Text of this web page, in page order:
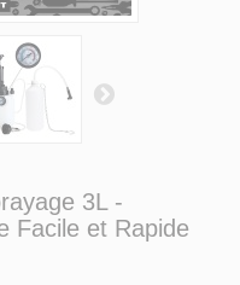
3L -
Facile et Rapide